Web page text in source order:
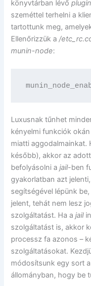
könyvtárban lévő
szeméttel terhelni a
tartottunk meg,
Ellenőrizzük a/
munin-node:
Luxusnak tűnhet
kényelmi funkciók
miatti aggodalmainkat.
később), akkor az
befolyásolni ajail-ben
gyakorlatban azt
segítségével lépünk
jelent, tehát nem lesz
szolgáltatást. Ha ajail
szolgáltatást is, akkor
processz fa azonos –
szolgáltatásokat.
módosítsunk egy sort
állományban, hogy be